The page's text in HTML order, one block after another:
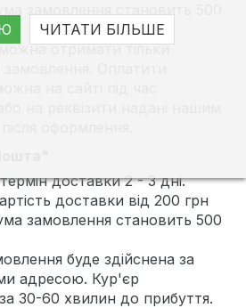
отримати тільки
доставки 2 - 3 дні.
доставки від 200 грн
замовлення становить 500
буде здійснена за
адресою. Кур'єр
30-60 хвилин до прибуття.
ЧИТАТИ БІЛЬШЕ